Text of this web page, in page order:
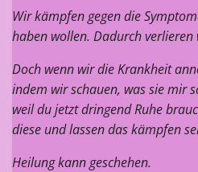
Wir kämpfen gegen die
haben wollen. Dadurch verlieren
Doch wenn wir die Krankheit
indem wir schauen, was sie mir
weil du jetzt dringend Ruhe
diese und lassen das kämpfen
Heilung kann geschehen.